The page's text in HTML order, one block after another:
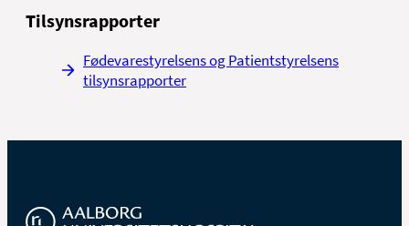
Tilsynsrapporter
Fødevarestyrelsens og Patientstyrelsens
tilsynsrapporter